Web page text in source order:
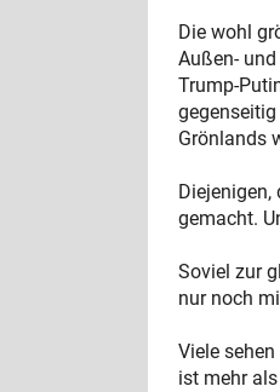
Die wohl
Außen-
Trump-
Grönlands
gemacht.
Soviel zur
nur noch
Viele
ist mehr